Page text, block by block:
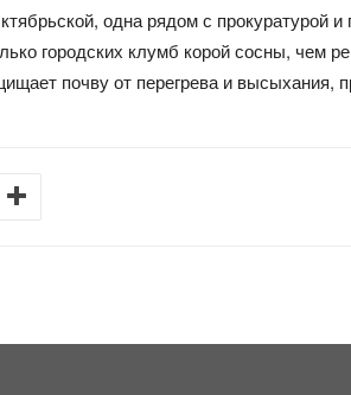
одна рядом с прокуратурой
городских клумб корой сосны, чем
почву от перегрева и высыхания,